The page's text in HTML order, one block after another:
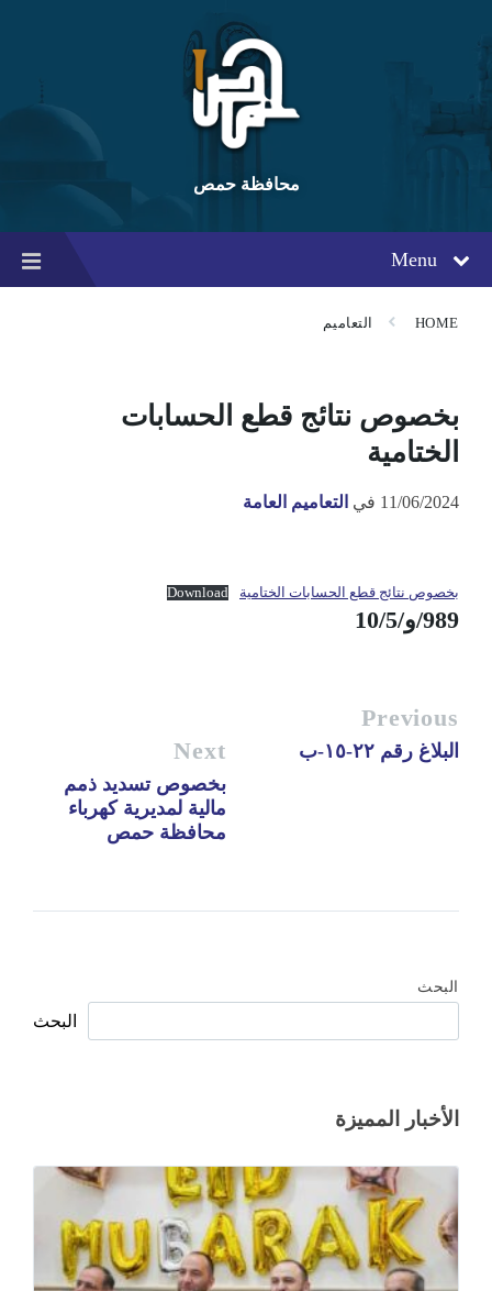
content
main
navigation
footer
محافظة حمص
Menu
HOME التعاميم
بخصوص نتائج قطع الحسابات
الختامية
11/06/2024 في التعاميم العامة
بخصوص نتائج قطع الحسابات الختامية Download
989/و/10/5
Previous
البلاغ رقم ٢٢-١٥-ب Next
بخصوص تسديد ذمم
مالية لمديرية كهرباء
محافظة حمص
البحث
البحث
الأخبار المميزة